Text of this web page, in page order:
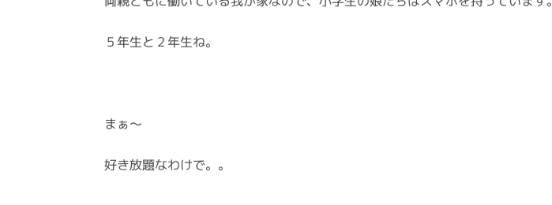
５年生と２年生ね。
まぁ〜
好き放題なわけで。。